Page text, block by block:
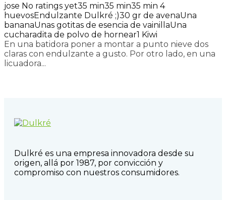
jose No ratings yet35 min35 min35 min 4
huevosEndulzante Dulkré ;)30 gr de avenaUna
bananaUnas gotitas de esencia de vainillaUna
cucharadita de polvo de hornear1 Kiwi
En una batidora poner a montar a punto nieve dos
claras con endulzante a gusto. Por otro lado, en una
licuadora...
Dulkré es una empresa innovadora desde su
origen, allá por 1987, por convicción y
compromiso con nuestros consumidores.